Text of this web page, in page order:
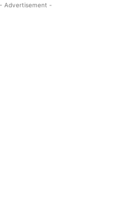
- Advertisement -